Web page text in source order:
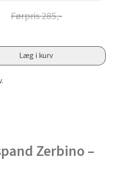
Førpris285,-
Læg i kurv
Zerbino –